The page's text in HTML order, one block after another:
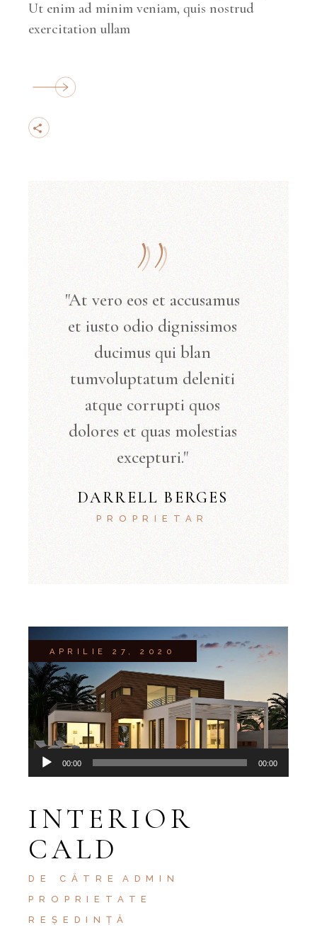
Ut enim ad minim veniam, quis nostrud
exercitation ullam
"At vero eos et accusamus
et iusto odio dignissimos
ducimus qui blan
tumvoluptatum deleniti
atque corrupti quos
dolores et quas molestias
excepturi."
DARRELL BERGES
PROPRIETAR
Player
audio
00:00 00:00
APRILIE 27, 2020
INTERIOR
CALD
DE CĂTRE
ADMIN
PROPRIETATE
REȘEDINȚĂ